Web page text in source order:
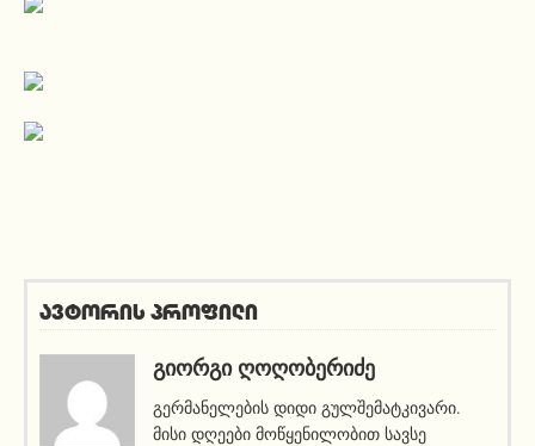
ავტორის პროფილი
ᲒᲘᲝᲠᲒᲘ ᲦᲝᲦᲝᲑᲔᲠᲘᲫᲔ
გერმანელების დიდი გულშემატკივარი.
მისი დღეები მოწყენილობით სავსე